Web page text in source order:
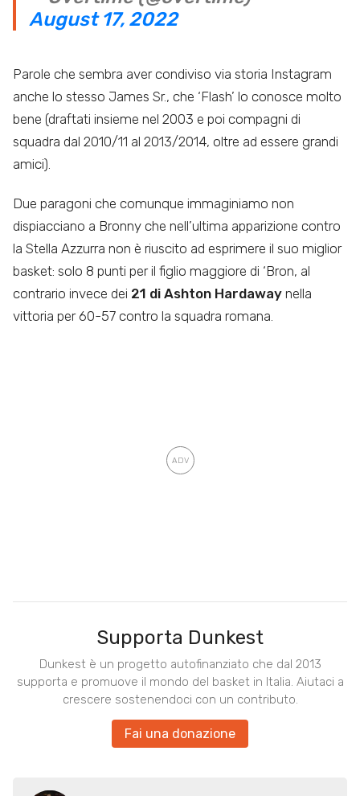
August 17, 2022
Parole che sembra aver condiviso via storia Instagram
anche lo stesso James Sr., che ‘Flash’ lo conosce molto
bene (draftati insieme nel 2003 e poi compagni di
squadra dal 2010/11 al 2013/2014, oltre ad essere grandi
amici).
Due paragoni che comunque immaginiamo non
dispiacciano a Bronny che nell’ultima apparizione contro
la Stella Azzurra non è riuscito ad esprimere il suo miglior
basket: solo 8 punti per il figlio maggiore di ‘Bron, al
contrario invece dei 21 di Ashton Hardaway nella
vittoria per 60-57 contro la squadra romana.
Supporta Dunkest
Dunkest è un progetto autofinanziato che dal 2013
supporta e promuove il mondo del basket in Italia. Aiutaci a
crescere sostenendoci con un contributo.
Fai una donazione